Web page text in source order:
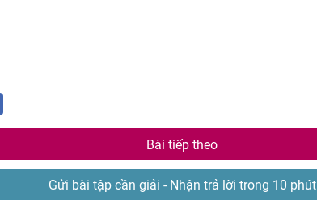
Bài tiếp theo
Gửi bài tập cần giải - Nhận trả lời trong 10 phút